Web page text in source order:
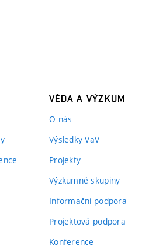
VĚDA A VÝZKUM
O nás
Výsledky VaV
Projekty
Výzkumné skupiny
Informační podpora
Projektová podpora
Konference